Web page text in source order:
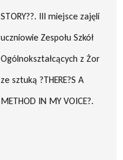
STORY??. III miejsce zajęli
uczniowie Zespołu Szkół
Ogólnokształcących z Żor
ze sztuką ?THERE?S A
METHOD IN MY VOICE?.